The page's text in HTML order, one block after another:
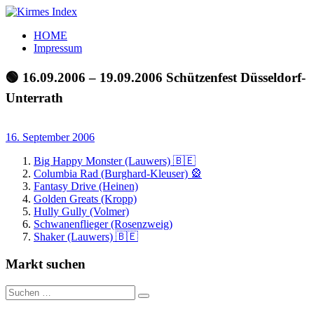
Zum
springen
Kirmes
Index
Tourpläne
der
letzten
Jahre
HOME
Impressum
🟢 16.09.2006 – 19.09.2006 Schützenfest Düsseldorf-
Unterrath
16. September 2006
Big Happy Monster (Lauwers) 🇧🇪
Columbia Rad (Burghard-Kleuser) 🎡
Fantasy Drive (Heinen)
Golden Greats (Kropp)
Hully Gully (Volmer)
Schwanenflieger (Rosenzweig)
Shaker (Lauwers) 🇧🇪
Markt suchen
Suchen
nach:
Suchen